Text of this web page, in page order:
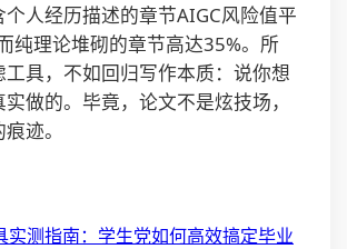
人经历描述的章节AIGC风险值平
纯理论堆砌的章节高达35%。所
工具，不如回归写作本质：说你想
做的。毕竟，论文不是炫技场，
迹。
实测指南：学生党如何高效搞定毕业